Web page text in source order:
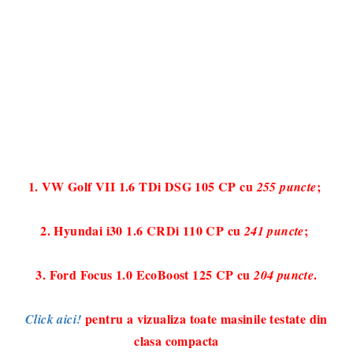
1. VW Golf VII 1.6 TDi DSG 105 CP cu255 puncte;
2. Hyundai i30 1.6 CRDi 110 CP cu241 puncte;
3. Ford Focus 1.0 EcoBoost 125 CP cu204 puncte.
Click aici! pentru a vizualiza toate masinile testate din
clasa compacta